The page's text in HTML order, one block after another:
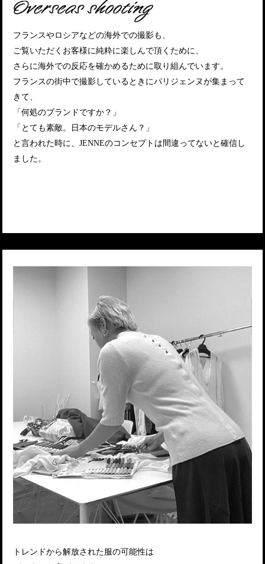
フランスやロシアなどの海外での撮影も、
ご覧いただくお客様に純粋に楽しんで頂くために、
さらに海外での反応を確かめるために取り組んでいます。
フランスの街中で撮影しているときにパリジェンヌが集まって
きて、
「何処のブランドですか？」
「とても素敵。日本のモデルさん？」
と言われた時に、JENNEのコンセプトは間違ってないと確信し
ました。
トレンドから解放された服の可能性は